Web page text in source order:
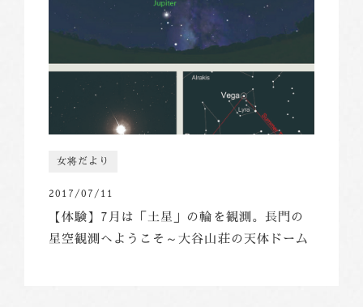
女将だより
2017/07/11
【体験】7月は「土星」の輪を観測。長門の
星空観測へようこそ～大谷山荘の天体ドーム